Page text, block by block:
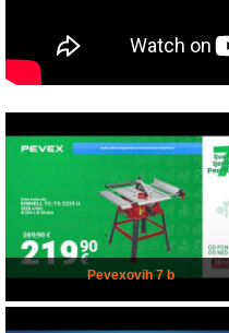
Pevexovih 7 b